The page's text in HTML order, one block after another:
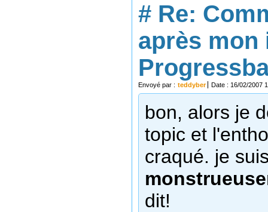
# Re:
après mon
Envoyé par : teddyber Date : 16/02/2007
bon, alors je
topic et
craqué. je
dit!